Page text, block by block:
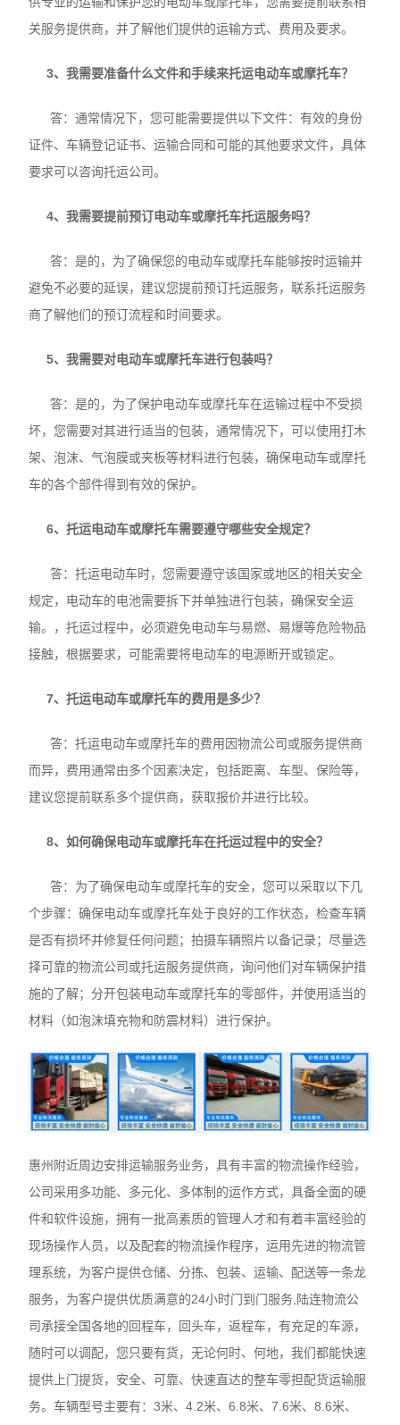
关服务提供商，并了解他们提供的运输方式、费用及要求。
3、我需要准备什么文件和手续来托运电动车或摩托车？
答：通常情况下，您可能需要提供以下文件：有效的身份
证件、车辆登记证书、运输合同和可能的其他要求文件，具体
要求可以咨询托运公司。
4、我需要提前预订电动车或摩托车托运服务吗？
答：是的，为了确保您的电动车或摩托车能够按时运输并
避免不必要的延误，建议您提前预订托运服务，联系托运服务
商了解他们的预订流程和时间要求。
5、我需要对电动车或摩托车进行包装吗？
答：是的，为了保护电动车或摩托车在运输过程中不受损
坏，您需要对其进行适当的包装，通常情况下，可以使用打木
架、泡沫、气泡膜或夹板等材料进行包装，确保电动车或摩托
车的各个部件得到有效的保护。
6、托运电动车或摩托车需要遵守哪些安全规定？
答：托运电动车时，您需要遵守该国家或地区的相关安全
规定，电动车的电池需要拆下并单独进行包装，确保安全运
输。，托运过程中，必须避免电动车与易燃、易爆等危险物品
接触，根据要求，可能需要将电动车的电源断开或锁定。
7、托运电动车或摩托车的费用是多少？
答：托运电动车或摩托车的费用因物流公司或服务提供商
而异，费用通常由多个因素决定，包括距离、车型、保险等，
建议您提前联系多个提供商，获取报价并进行比较。
8、如何确保电动车或摩托车在托运过程中的安全？
答：为了确保电动车或摩托车的安全，您可以采取以下几
个步骤：确保电动车或摩托车处于良好的工作状态，检查车辆
是否有损坏并修复任何问题；拍摄车辆照片以备记录；尽量选
择可靠的物流公司或托运服务提供商，询问他们对车辆保护措
施的了解；分开包装电动车或摩托车的零部件，并使用适当的
材料（如泡沫填充物和防震材料）进行保护。
惠州附近周边安排运输服务业务，具有丰富的物流操作经验，
公司采用多功能、多元化、多体制的运作方式，具备全面的硬
件和软件设施，拥有一批高素质的管理人才和有着丰富经验的
现场操作人员，以及配套的物流操作程序，运用先进的物流管
理系统，为客户提供仓储、分拣、包装、运输、配送等一条龙
服务，为客户提供优质满意的24小时门到门服务,陆连物流公
司承接全国各地的回程车，回头车，返程车，有充足的车源，
随时可以调配，您只要有货，无论何时、何地，我们都能快速
提供上门提货，安全、可靠、快速直达的整车零担配货运输服
务。车辆型号主要有：3米、4.2米、6.8米、7.6米、8.6米、